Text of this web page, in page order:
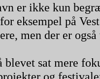
er ikke kun
eksempel på
men der er
blevet sat mere